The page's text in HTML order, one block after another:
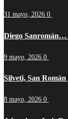
31 mayo, 2026 0
Diego Sanromán…
9 mayo, 2026 0
Silveti, San Román
8 mayo, 2026 0